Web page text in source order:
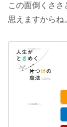
この面倒くささ
思えますからね